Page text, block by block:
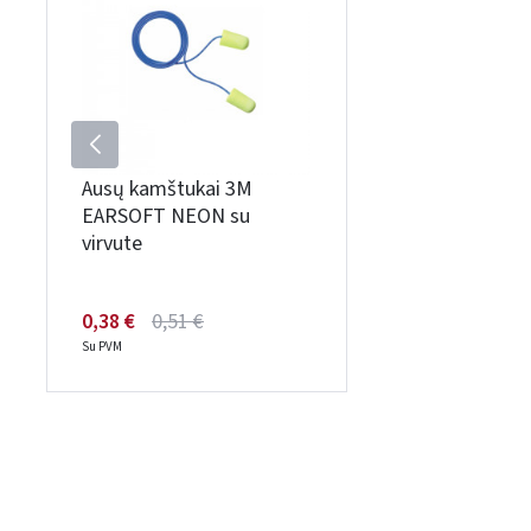
Ausų kamštukai 3M
EARSOFT NEON su
virvute
0,38 € 0,51 €
Su PVM